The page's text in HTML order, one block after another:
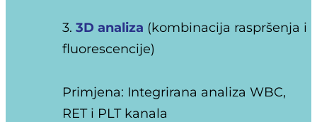
3. 3D analiza (kombinacija raspršenja i
fluorescencije)
Primjena: Integrirana analiza WBC,
RET i PLT kanala